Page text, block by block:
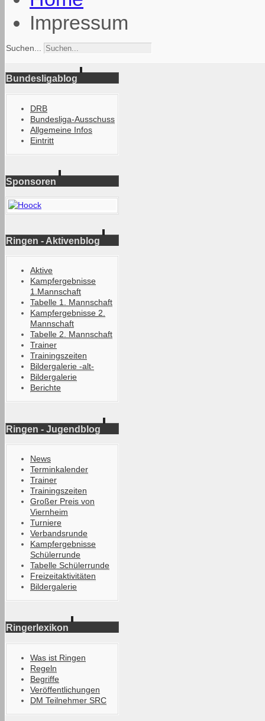
Impressum
Suchen...
Bundesligablog
DRB
Bundesliga-Ausschuss
Allgemeine Infos
Eintritt
Sponsoren
Ringen - Aktivenblog
Aktive
Kampfergebnisse
1.Mannschaft
Tabelle 1. Mannschaft
Kampfergebnisse 2.
Mannschaft
Tabelle 2. Mannschaft
Trainer
Trainingszeiten
Bildergalerie -alt-
Bildergalerie
Berichte
Ringen - Jugendblog
News
Terminkalender
Trainer
Trainingszeiten
Großer Preis von
Viernheim
Turniere
Verbandsrunde
Kampfergebnisse
Schülerrunde
Tabelle Schülerrunde
Freizeitaktivitäten
Bildergalerie
Ringerlexikon
Was ist Ringen
Regeln
Begriffe
Veröffentlichungen
DM Teilnehmer SRC